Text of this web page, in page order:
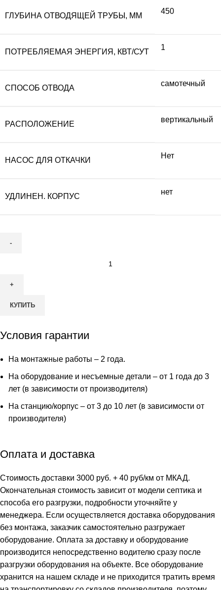
ГЛУБИНА ОТВОДЯЩЕЙ ТРУБЫ, ММ
450
ПОТРЕБЛЯЕМАЯ ЭНЕРГИЯ, КВТ/СУТ
1
СПОСОБ ОТВОДА
самотечный
РАСПОЛОЖЕНИЕ
вертикальный
НАСОС ДЛЯ ОТКАЧКИ
Нет
УДЛИНЕН. КОРПУС
нет
Септик
Юнилос
КУПИТЬ
Условия гарантии
На монтажные работы – 2 года.
На оборудование и несъемные детали – от 1 года до 3
лет (в зависимости от производителя)
На станцию/корпус – от 3 до 10 лет (в зависимости от
производителя)
Оплата и доставка
Стоимость доставки 3000 руб. + 40 руб/км от МКАД.
Окончательная стоимость зависит от модели септика и
способа его разгрузки, подробности уточняйте у
менеджера. Если осуществляется доставка оборудования
без монтажа, заказчик самостоятельно разгружает
оборудование. Оплата за доставку и оборудование
производится непосредственно водителю сразу после
разгрузки оборудования на объекте. Все оборудование
хранится на нашем складе и не приходится тратить время